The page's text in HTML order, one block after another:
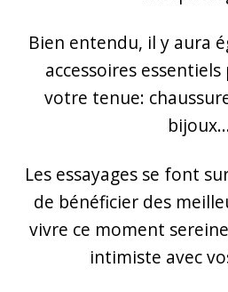
Bien entendu, il y aura
accessoires
votre tenue:
bijoux…
Les essayages se font
de bénéficier des
vivre ce moment
intimiste avec